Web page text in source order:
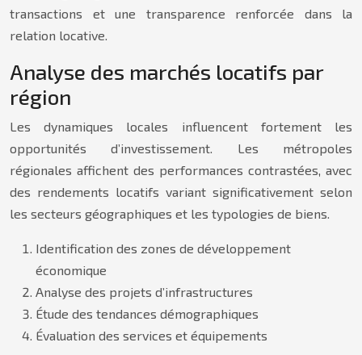
transactions et une transparence renforcée dans la
relation locative.
Analyse des marchés locatifs par
région
Les dynamiques locales influencent fortement les
opportunités d’investissement. Les métropoles
régionales affichent des performances contrastées, avec
des rendements locatifs variant significativement selon
les secteurs géographiques et les typologies de biens.
Identification des zones de développement
économique
Analyse des projets d’infrastructures
Étude des tendances démographiques
Évaluation des services et équipements